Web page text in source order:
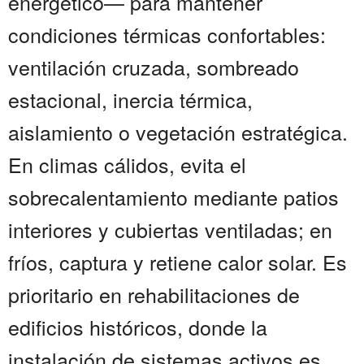
condiciones térmicas confortables:
ventilación cruzada, sombreado
estacional, inercia térmica,
aislamiento o vegetación estratégica.
En climas cálidos, evita el
sobrecalentamiento mediante patios
interiores y cubiertas ventiladas; en
fríos, captura y retiene calor solar. Es
prioritario en rehabilitaciones de
edificios históricos, donde la